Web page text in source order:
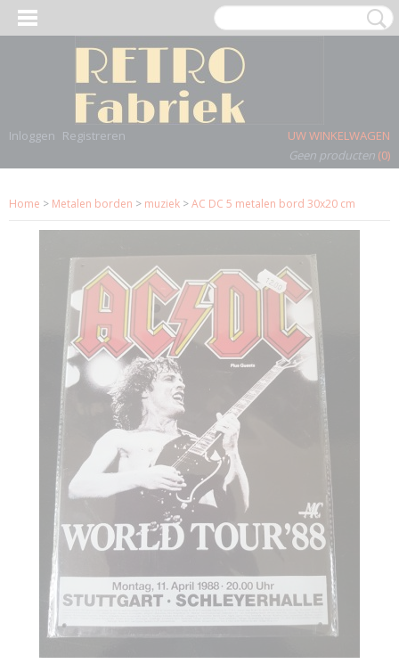
Inloggen Registreren
UW WINKELWAGEN
Geen producten (0)
Home > Metalen borden > muziek >AC DC 5 metalen bord 30x20 cm